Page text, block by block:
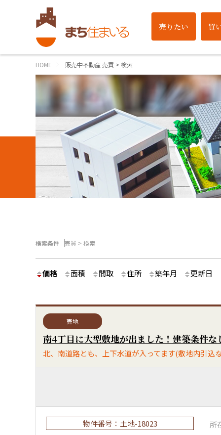
売りたい 買
HOME 販売中不動産 売買 > 検索
検索条件 売買 > 検索
価格 面積 間取 住所 築年月 更新日
売地
物件番号：土地-18023
所